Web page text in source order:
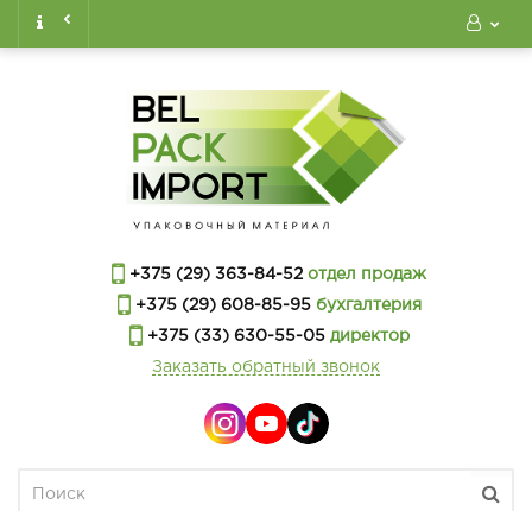
+375 (29) 363-84-52 отдел продаж
+375 (29) 608-85-95бухгалтерия
+375 (33) 630-55-05директор
Заказать обратный звонок